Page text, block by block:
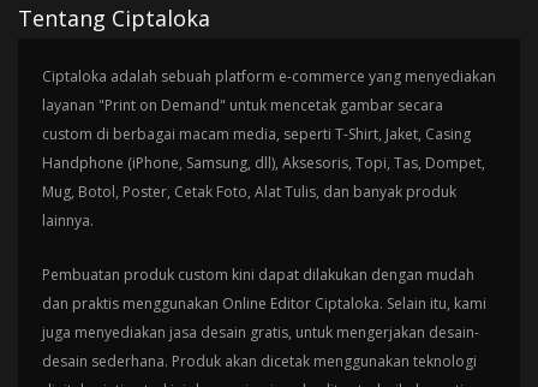
Tentang Ciptaloka
Ciptaloka adalah sebuah platform e-commerce yang menyediakan
layanan "Print on Demand" untuk mencetak gambar secara
custom di berbagai macam media, seperti T-Shirt, Jaket, Casing
Handphone (iPhone, Samsung, dll), Aksesoris, Topi, Tas, Dompet,
Mug, Botol, Poster, Cetak Foto, Alat Tulis, dan banyak produk
lainnya.
Pembuatan produk custom kini dapat dilakukan dengan mudah
dan praktis menggunakan Online Editor Ciptaloka. Selain itu, kami
juga menyediakan jasa desain gratis, untuk mengerjakan desain-
desain sederhana. Produk akan dicetak menggunakan teknologi